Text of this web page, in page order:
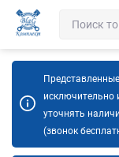
уточнять
(звонок